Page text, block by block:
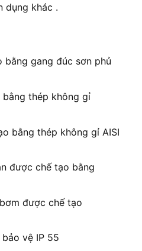
dụng khác .​
gang đúc sơn phủ
thép không gỉ
bằng thép không gỉ AISI
được chế tạo bằng
được chế tạo
vệ IP 55